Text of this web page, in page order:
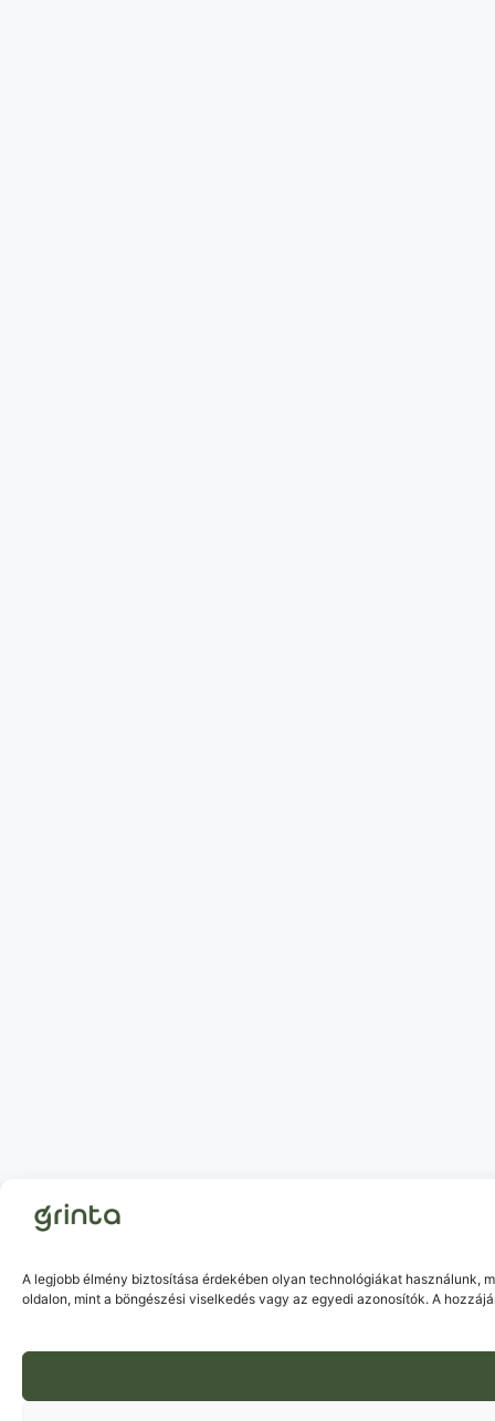
A legjobb élmény biztosítása érdekében olyan technológiákat
oldalon, mint a böngészési viselkedés vagy az egyedi azonosítók. A